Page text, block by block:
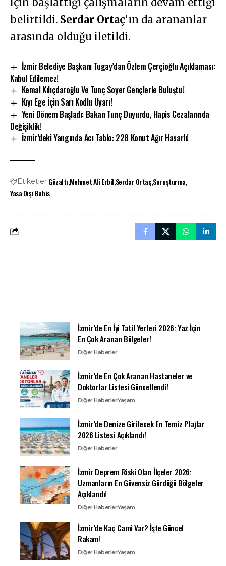
belirtildi. Serdar Ortaç‘ın da arananlar
arasında olduğu iletildi.
İzmir Belediye Başkanı Tugay’dan Özlem Çerçioğlu Açıklaması:
Kabul Edilemez!
Kemal Kılıçdaroğlu Ve Tunç Soyer Gençlerle Buluştu!
Kıyı Ege İçin Sarı Kodlu Uyarı!
Yeni Dönem Başladı: Bakan Tunç Duyurdu, Hapis Cezalarında
Değişiklik!
İzmir’deki Yangında Acı Tablo: 228 Konut Ağır Hasarlı!
Etiketler GözaltıMehmet Ali ErbilSerdar OrtaçSoruşturma
Yasa Dışı Bahis
İzmir’de En İyi Tatil Yerleri 2026: Yaz İçin
En Çok Aranan Bölgeler!
Diğer Haberler
İzmir’de En Çok Aranan Hastaneler ve
Doktorlar Listesi Güncellendi!
Diğer HaberlerYaşam
İzmir’de Denize Girilecek En Temiz Plajlar
2026 Listesi Açıklandı!
Diğer Haberler
İzmir Deprem Riski Olan İlçeler 2026:
Uzmanların En Güvensiz Gördüğü Bölgeler
Açıklandı!
Diğer HaberlerYaşam
İzmir’de Kaç Cami Var? İşte Güncel
Rakam!
Diğer HaberlerYaşam